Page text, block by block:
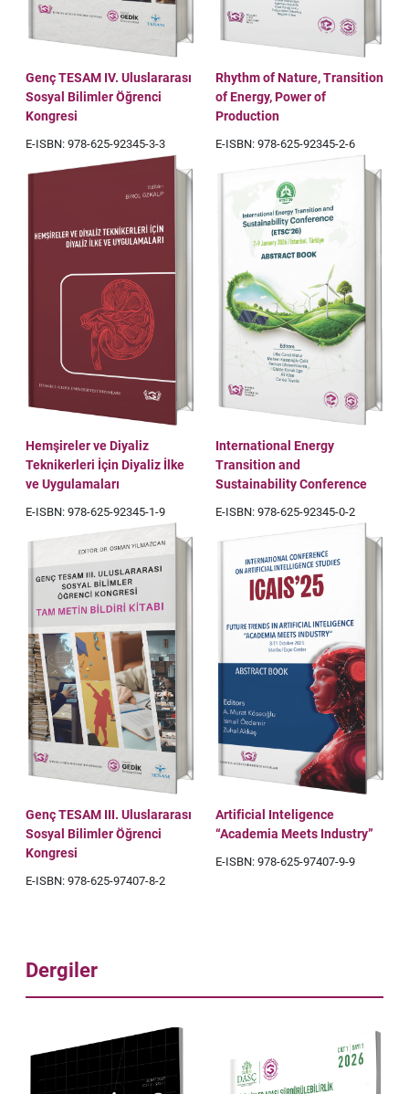
Genç TESAM IV. Uluslararası
Sosyal Bilimler Öğrenci
Kongresi
E-ISBN: 978-625-92345-3-3
Rhythm of Nature, Transition
of Energy, Power of
Production
E-ISBN: 978-625-92345-2-6
Hemşireler ve Diyaliz
Teknikerleri İçin Diyaliz İlke
ve Uygulamaları
E-ISBN: 978-625-92345-1-9
International Energy
Transition and
Sustainability Conference
E-ISBN: 978-625-92345-0-2
Genç TESAM III. Uluslararası
Sosyal Bilimler Öğrenci
Kongresi
E-ISBN: 978-625-97407-8-2
Artificial Inteligence
“Academia Meets Industry”
E-ISBN: 978-625-97407-9-9
Dergiler